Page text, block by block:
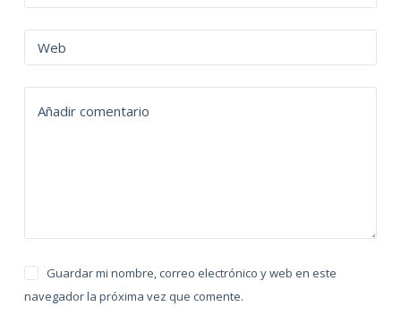
Web
Añadir comentario
Guardar mi nombre, correo electrónico y web en este
navegador la próxima vez que comente.
a
t